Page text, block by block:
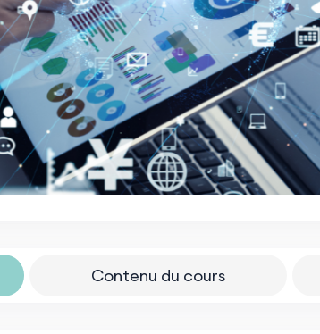
Contenu du cours